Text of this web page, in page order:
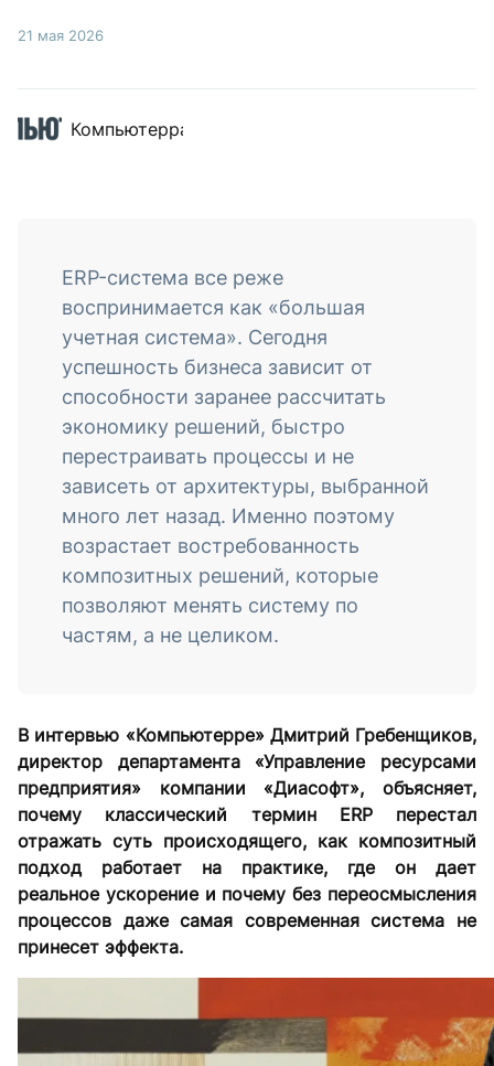
21 мая 2026
Компьютерра
ERP-система все реже
воспринимается как «большая
учетная система». Сегодня
успешность бизнеса зависит от
способности заранее рассчитать
экономику решений, быстро
перестраивать процессы и не
зависеть от архитектуры, выбранной
много лет назад. Именно поэтому
возрастает востребованность
композитных решений, которые
позволяют менять систему по
частям, а не целиком.
В интервью «Компьютерре» Дмитрий Гребенщиков,
директор департамента «Управление ресурсами
предприятия» компании «Диасофт», объясняет,
почему классический термин ERP перестал
отражать суть происходящего, как композитный
подход работает на практике, где он дает
реальное ускорение и почему без переосмысления
процессов даже самая современная система не
принесет эффекта.